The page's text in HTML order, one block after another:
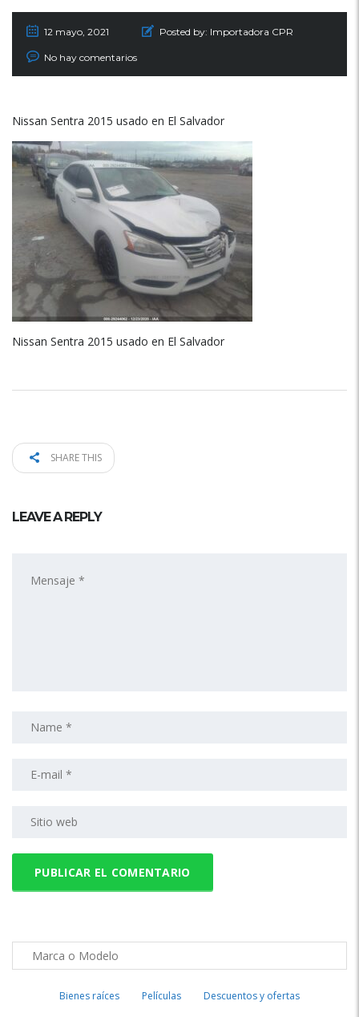
12 mayo, 2021 Posted by: Importadora CPR
No hay comentarios
Nissan Sentra 2015 usado en El Salvador
Nissan Sentra 2015 usado en El Salvador
SHARE THIS
LEAVE A REPLY
Bienes raíces Películas Descuentos y ofertas